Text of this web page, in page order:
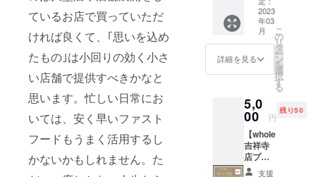
ているお店で買っていただ
ければ良くて、｢思いを込め
たもの｣は小回りの効く小さ
い店舗で提供すべきかなと
思います。忙しい日常にお
いては、安く早いファスト
フードもうまく活用するし
かないかもしれません。た
程度 提
供方法:
視聴用
のURL
をメー
中にお
呼びす
るお名
前を備
考欄に
記載く
ださ
寺店に
てご使
用いた
だける
3300円
分の優
待券を
しま
す！ ※
お釣り
は出ま
せんの
でご了
承くだ
2023
年03
月
詳細を見る
こ
の
リ
タ
ー
ン
を
選
択
す
る
5,0
00 円
残り50
【whole
吉祥寺
店プレ
オープ
支援